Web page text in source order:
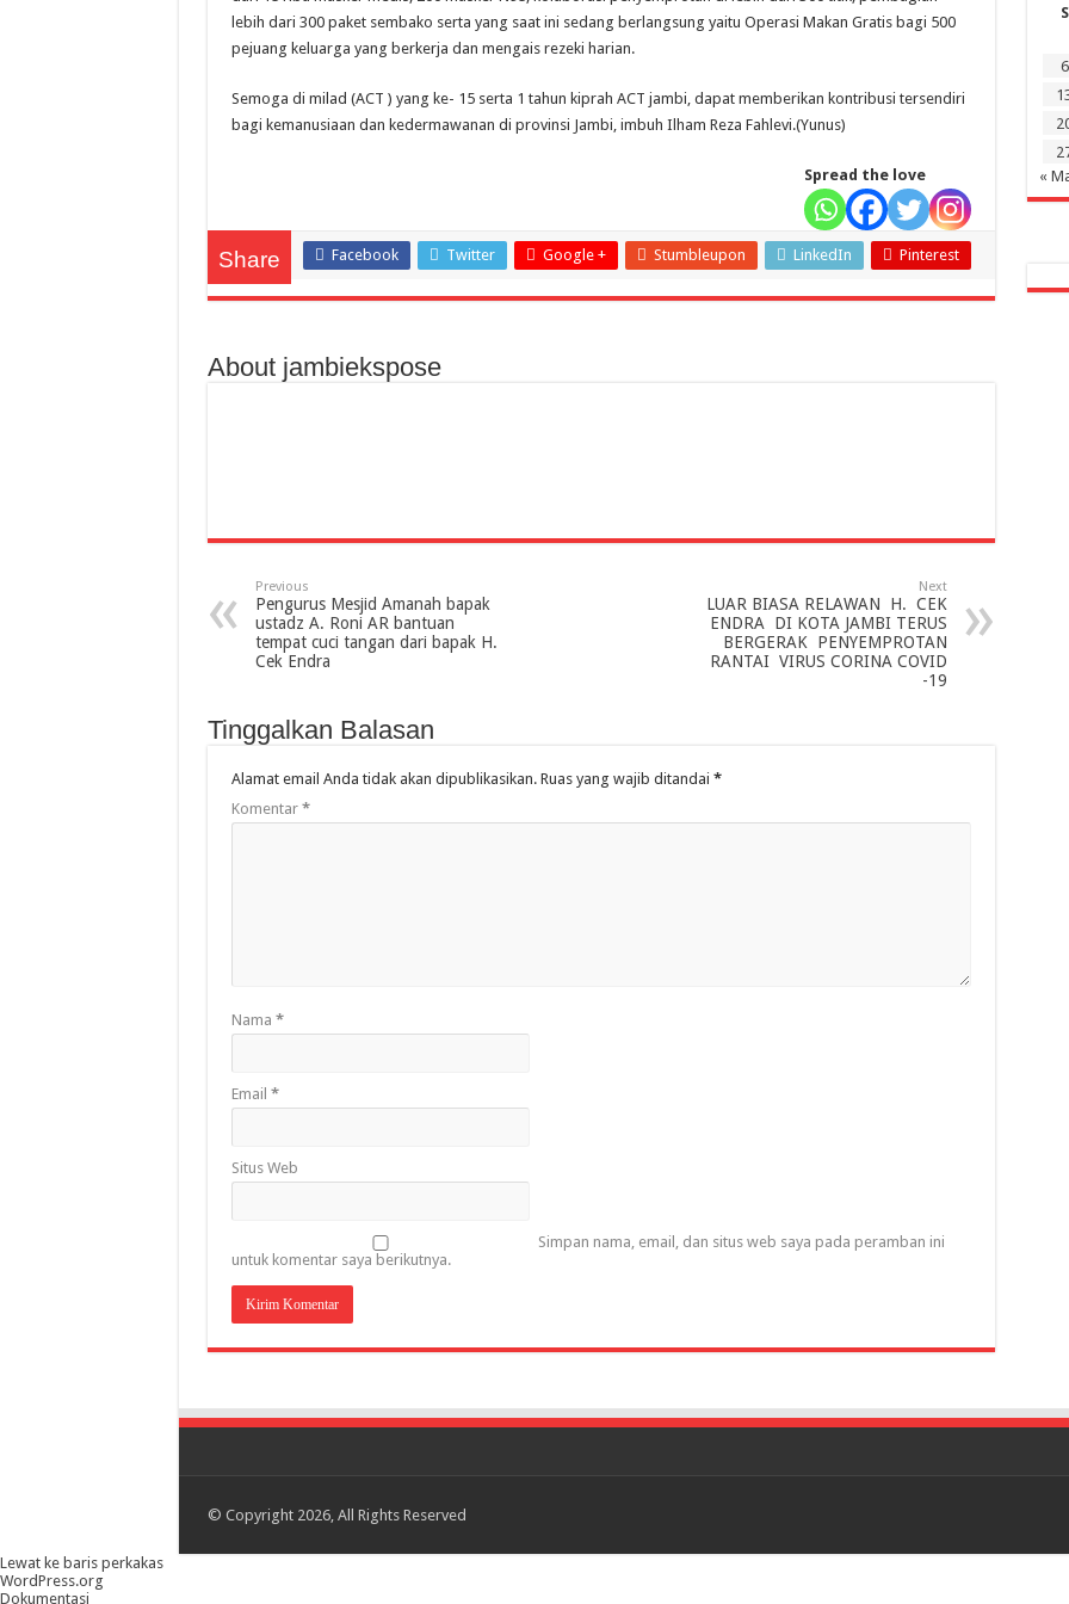
lebih dari 300 paket sembako serta yang saat ini sedang berlangsung yaitu Operasi Makan Gratis bagi 500
pejuang keluarga yang berkerja dan mengais rezeki harian.
Semoga di milad (ACT ) yang ke- 15 serta 1 tahun kiprah ACT jambi, dapat memberikan kontribusi tersendiri
bagi kemanusiaan dan kedermawanan di provinsi Jambi, imbuh Ilham Reza Fahlevi.(Yunus)
Spread the love
Share Facebook Twitter Google + Stumbleupon LinkedIn Pinterest
About jambiekspose
Previous
Pengurus Mesjid Amanah bapak
ustadz A. Roni AR bantuan
tempat cuci tangan dari bapak H.
Cek Endra
Next
LUAR BIASA RELAWAN H. CEK
ENDRA DI KOTA JAMBI TERUS
BERGERAK PENYEMPROTAN
RANTAI VIRUS CORINA COVID
-19
Tinggalkan Balasan
Alamat email Anda tidak akan dipublikasikan. Ruas yang wajib ditandai *
Komentar *
Nama *
Email *
Situs Web
Simpan nama, email, dan situs web saya pada peramban ini
untuk komentar saya berikutnya.
S
6
«
© Copyright 2026, All Rights Reserved
Lewat ke baris perkakas
Tentang
WordPress
WordPress.org
Dokumentasi